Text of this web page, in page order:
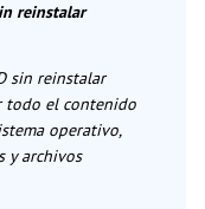
reinstalar
sin reinstalar
todo el contenido
operativo,
y archivos